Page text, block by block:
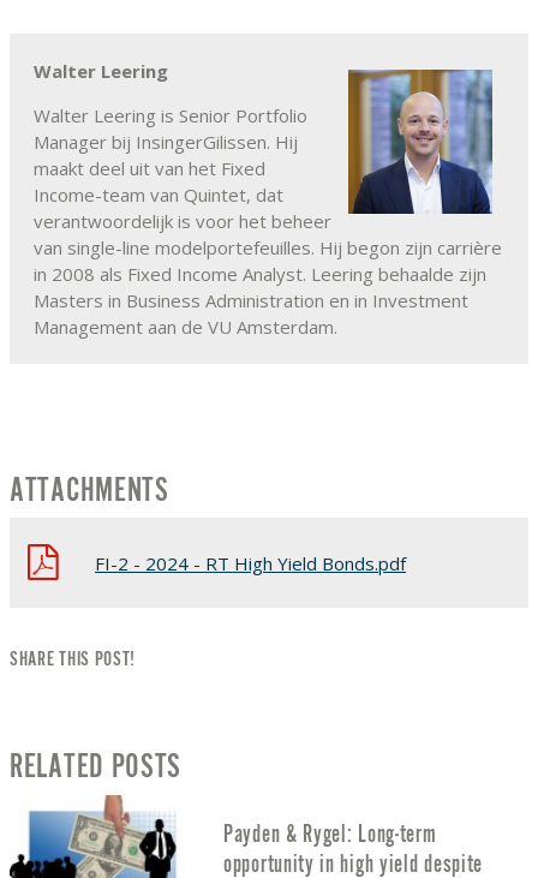
Walter Leering
Walter Leering is Senior Portfolio
Manager bij InsingerGilissen. Hij
maakt deel uit van het Fixed
Income-team van Quintet, dat
verantwoordelijk is voor het beheer
van single-line modelportefeuilles. Hij begon zijn carrière
in 2008 als Fixed Income Analyst. Leering behaalde zijn
Masters in Business Administration en in Investment
Management aan de VU Amsterdam.
ATTACHMENTS
FI-2 - 2024 - RT High Yield Bonds.pdf
SHARE THIS POST!
RELATED POSTS
Payden & Rygel: Long-term
opportunity in high yield despite